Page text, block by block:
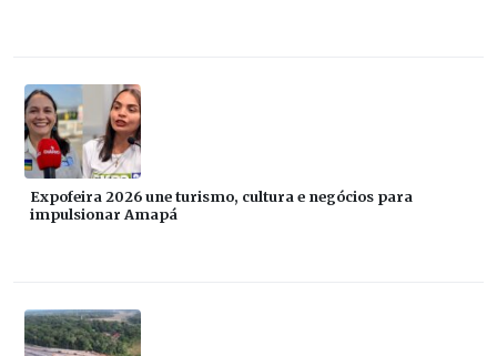
Expofeira 2026 une turismo, cultura e negócios para
impulsionar Amapá